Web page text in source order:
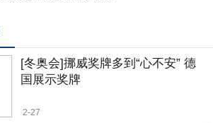
[冬奥会]挪威奖牌多到“心不安” 德
国展示奖牌
2-27